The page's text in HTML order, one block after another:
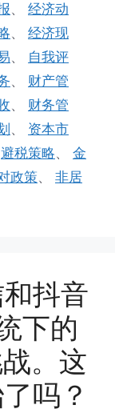
、 经济动
、 经济现
、 自我评
、 财产管
、 财务管
、 资本市
避税策略、 金
政策、 非居
抖音
下的
。这
吗？